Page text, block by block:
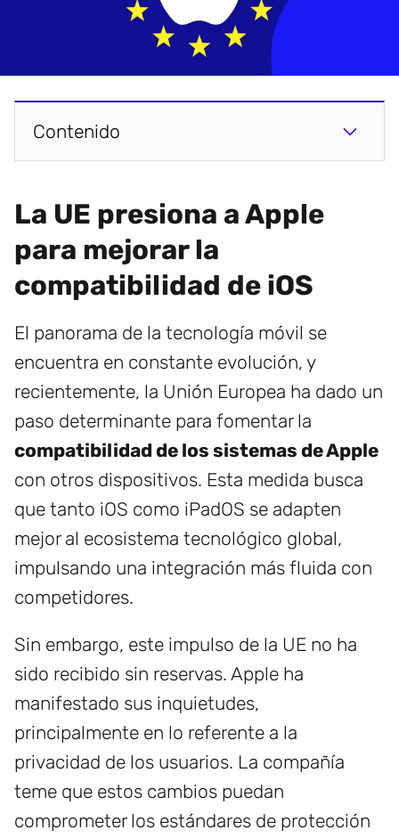
Contenido
La UE presiona a Apple
para mejorar la
compatibilidad de iOS
El panorama de la tecnología móvil se
encuentra en constante evolución, y
recientemente, la Unión Europea ha dado un
paso determinante para fomentar la
compatibilidad de los sistemas de Apple
con otros dispositivos. Esta medida busca
que tanto iOS como iPadOS se adapten
mejor al ecosistema tecnológico global,
impulsando una integración más fluida con
competidores.
Sin embargo, este impulso de la UE no ha
sido recibido sin reservas. Apple ha
manifestado sus inquietudes,
principalmente en lo referente a la
privacidad de los usuarios. La compañía
teme que estos cambios puedan
comprometer los estándares de protección